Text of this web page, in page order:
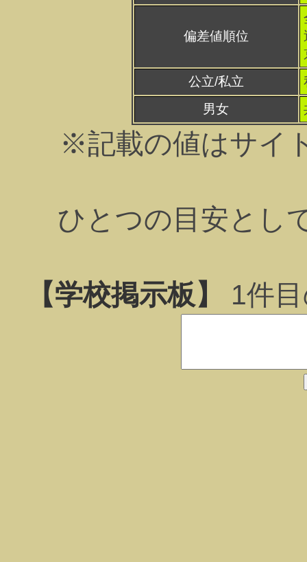
偏差値順位
公立/私立
男女
※記載の値はサイ
ひとつの目安とし
【学校掲示板】 1件